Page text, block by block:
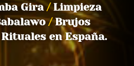
Gira/Limpieza
/Brujos
en España.